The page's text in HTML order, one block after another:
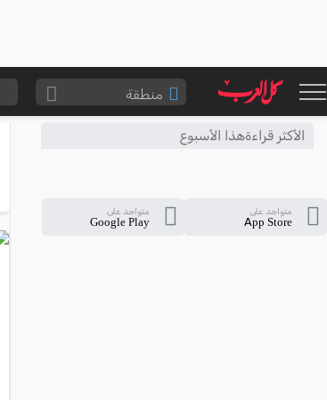
منطقة
وادي عارة
الأكثر قراءةهذا الأسبوع
متواجد على
App Store
متواجد على
Google Play